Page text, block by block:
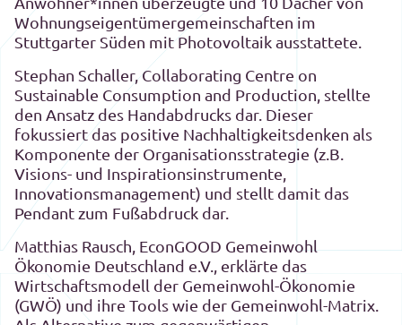
Wohnungseigentümergemeinschaften im
Stuttgarter Süden mit Photovoltaik ausstattete.
Stephan Schaller, Collaborating Centre on
Sustainable Consumption and Production, stellte
den Ansatz des Handabdrucks dar. Dieser
fokussiert das positive Nachhaltigkeitsdenken als
Komponente der Organisationsstrategie (z.B.
Visions- und Inspirationsinstrumente,
Innovationsmanagement) und stellt damit das
Pendant zum Fußabdruck dar.
Matthias Rausch, EconGOOD Gemeinwohl
Ökonomie Deutschland e.V., erklärte das
Wirtschaftsmodell der Gemeinwohl-Ökonomie
(GWÖ) und ihre Tools wie der Gemeinwohl-Matrix.